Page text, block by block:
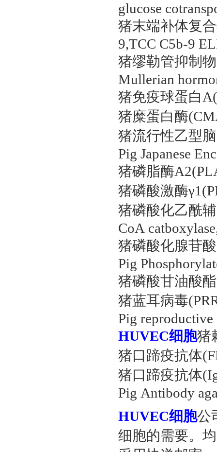
glucose
猪末端补体复
9,TCC C5b-9
猪缪勒管抑制
Mullerian
猪免疫球蛋白
猪糜蛋白酶
猪流行性乙型
Pig Japanese
猪磷脂酶
猪磷酸激酶
猪磷酸化乙酰
CoA
猪磷酸化腺苷
Pig
猪磷酸甘油酸
猪蓝耳病毒
Pig
HUVEC细胞猪
猪口蹄疫抗体
猪口蹄疫抗体
Pig Antibody
HUVEC细胞公
细胞的需要。